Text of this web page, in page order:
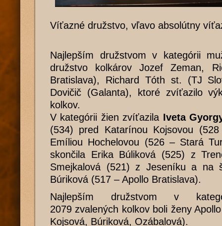
Víťazné družstvo, vľavo absolútny
Najlepším družstvom v kategórii
družstvo kolkárov Jozef Zeman,
Bratislava), Richard Tóth st. (TJ
Dovičič (Galanta), ktoré zvíťazilo
kolkov.
V kategórii žien zvíťazila Iveta
(534) pred Katarínou Kojsovou
Emíliou Hochelovou (526 – Stará
skončila Erika Búliková (525) z
Smejkalová (521) z Jeseníku a na
Búriková (517 – Apollo Bratislava).
Najlepším družstvom v
2079 zvalených kolkov boli ženy
Kojsová, Búriková, Ozábalová).